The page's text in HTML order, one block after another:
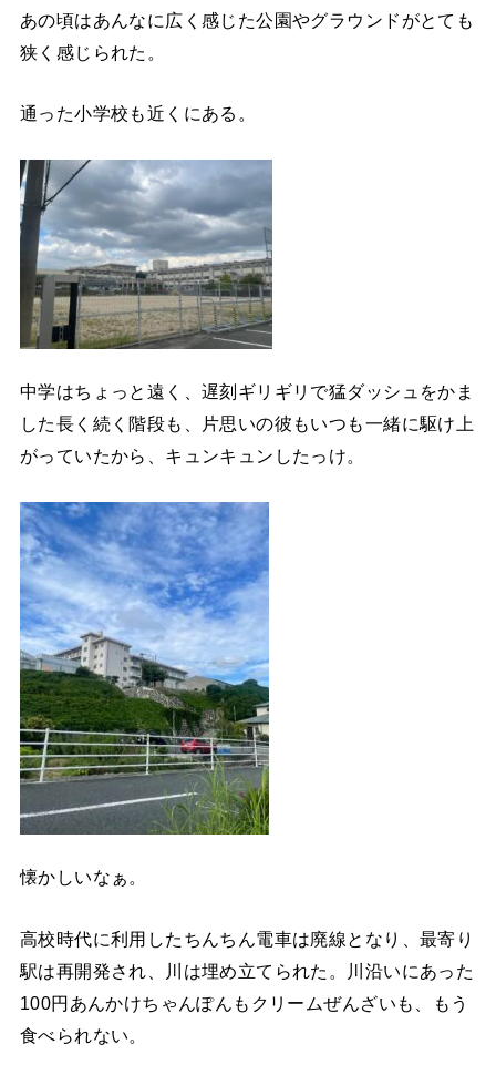
あの頃はあんなに広く感じた公園やグラウンドがとても
狭く感じられた。
通った小学校も近くにある。
中学はちょっと遠く、遅刻ギリギリで猛ダッシュをかま
した長く続く階段も、片思いの彼もいつも一緒に駆け上
がっていたから、キュンキュンしたっけ。
懐かしいなぁ。
高校時代に利用したちんちん電車は廃線となり、最寄り
駅は再開発され、川は埋め立てられた。川沿いにあった
100円あんかけちゃんぽんもクリームぜんざいも、もう
食べられない。